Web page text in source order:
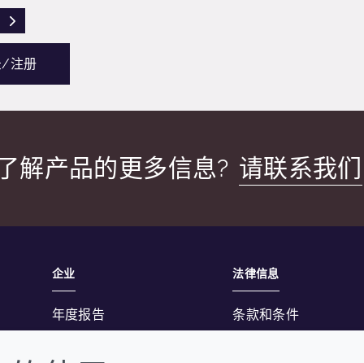
READ DESCRIPTIONS
注册
解产品的更多信息? 请联系我们
企业
年度报告
法律信息
条款和条件